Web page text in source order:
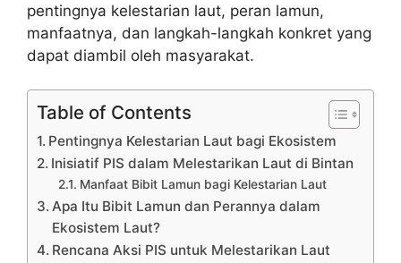
pentingnya kelestarian laut, peran lamun,
manfaatnya, dan langkah-langkah konkret yang
dapat diambil oleh masyarakat.
Table of Contents
Pentingnya Kelestarian Laut bagi Ekosistem
Inisiatif PIS dalam Melestarikan Laut di Bintan
Manfaat Bibit Lamun bagi Kelestarian Laut
Apa Itu Bibit Lamun dan Perannya dalam
Ekosistem Laut?
Rencana Aksi PIS untuk Melestarikan Laut